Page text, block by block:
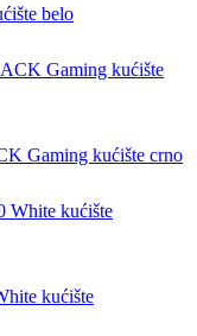
belo
Gaming kućište crno
kućište